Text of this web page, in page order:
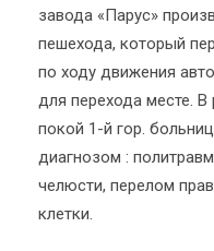
завода «Парус»
пешехода, который
по ходу движения
для перехода месте.
покой 1-й гор.
диагнозом :
челюсти, перелом
клетки.